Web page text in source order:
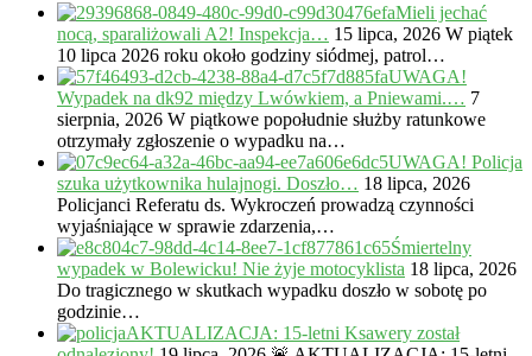
Mieli jechać
nocą, sparaliżowali A2! Inspekcja… 15 lipca, 2026 W piątek
10 lipca 2026 roku około godziny siódmej, patrol…
UWAGA!
Wypadek na dk92 między Lwówkiem, a Pniewami.… 7
sierpnia, 2026 W piątkowe popołudnie służby ratunkowe
otrzymały zgłoszenie o wypadku na…
UWAGA! Policja
szuka użytkownika hulajnogi. Doszło… 18 lipca, 2026
Policjanci Referatu ds. Wykroczeń prowadzą czynności
wyjaśniające w sprawie zdarzenia,…
Śmiertelny
wypadek w Bolewicku! Nie żyje motocyklista 18 lipca, 2026
Do tragicznego w skutkach wypadku doszło w sobotę po
godzinie…
AKTUALIZACJA: 15-letni Ksawery został